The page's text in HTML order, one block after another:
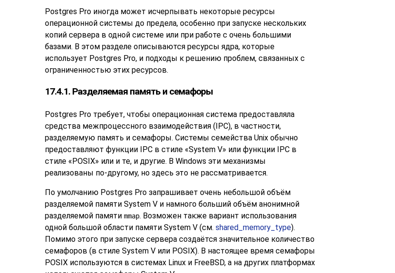
Postgres Pro иногда может исчерпывать некоторые ресурсы
операционной системы до предела, особенно при запуске нескольких
копий сервера в одной системе или при работе с очень большими
базами. В этом разделе описываются ресурсы ядра, которые
использует Postgres Pro, и подходы к решению проблем, связанных с
ограниченностью этих ресурсов.
17.4.1. Разделяемая память и семафоры
Postgres Pro требует, чтобы операционная система предоставляла
средства межпроцессного взаимодействия (IPC), в частности,
разделяемую память и семафоры. Системы семейства Unix обычно
предоставляют функции IPC в стиле «System V» или функции IPC в
стиле «POSIX» или и те, и другие. В Windows эти механизмы
реализованы по-другому, но здесь это не рассматривается.
По умолчанию Postgres Pro запрашивает очень небольшой объём
разделяемой памяти System V и намного больший объём анонимной
разделяемой памяти mmap. Возможен также вариант использования
одной большой области памяти System V (см. shared_memory_type).
Помимо этого при запуске сервера создаётся значительное количество
семафоров (в стиле System V или POSIX). В настоящее время семафоры
POSIX используются в системах Linux и FreeBSD, а на других платформах